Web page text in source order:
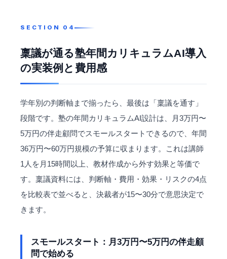
稟議が通る塾年間カリキュラムAI導入
の実装例と費用感
学年別の判断軸まで揃ったら、最後は「稟議を通す」
段階です。塾の年間カリキュラムAI設計は、月3万円〜
5万円の伴走顧問でスモールスタートできるので、年間
36万円〜60万円規模の予算に収まります。これは講師
1人を月15時間以上、教材作成から外す効果と等価で
す。稟議資料には、判断軸・費用・効果・リスクの4点
を比較表で並べると、決裁者が15〜30分で意思決定で
きます。
スモールスタート：月3万円〜5万円の伴走顧
問で始める